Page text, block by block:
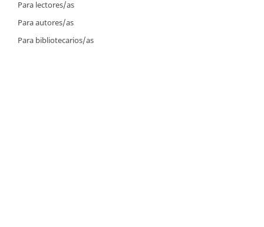
Para lectores/as
Para autores/as
Para bibliotecarios/as